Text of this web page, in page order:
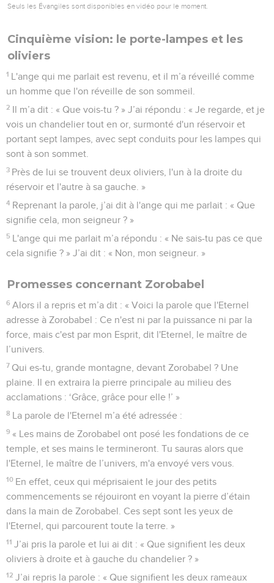
Seuls les Évangiles sont disponibles en vidéo pour le moment.
Cinquième vision: le porte-lampes et les
oliviers
1 L'ange qui me parlait est revenu, et il m’a réveillé comme
un homme que l'on réveille de son sommeil.
2 Il m’a dit : « Que vois-tu ? » J’ai répondu : « Je regarde, et je
vois un chandelier tout en or, surmonté d'un réservoir et
portant sept lampes, avec sept conduits pour les lampes qui
sont à son sommet.
3 Près de lui se trouvent deux oliviers, l'un à la droite du
réservoir et l'autre à sa gauche. »
4 Reprenant la parole, j’ai dit à l'ange qui me parlait : « Que
signifie cela, mon seigneur ? »
5 L'ange qui me parlait m’a répondu : « Ne sais-tu pas ce que
cela signifie ? » J’ai dit : « Non, mon seigneur. »
Promesses concernant Zorobabel
6 Alors il a repris et m’a dit : « Voici la parole que l'Eternel
adresse à Zorobabel : Ce n'est ni par la puissance ni par la
force, mais c'est par mon Esprit, dit l'Eternel, le maître de
l’univers.
7 Qui es-tu, grande montagne, devant Zorobabel ? Une
plaine. Il en extraira la pierre principale au milieu des
acclamations : ‘Grâce, grâce pour elle !’ »
8 La parole de l'Eternel m’a été adressée :
9 « Les mains de Zorobabel ont posé les fondations de ce
temple, et ses mains le termineront. Tu sauras alors que
l'Eternel, le maître de l’univers, m'a envoyé vers vous.
10 En effet, ceux qui méprisaient le jour des petits
commencements se réjouiront en voyant la pierre d’étain
dans la main de Zorobabel. Ces sept sont les yeux de
l'Eternel, qui parcourent toute la terre. »
11 J’ai pris la parole et lui ai dit : « Que signifient les deux
oliviers à droite et à gauche du chandelier ? »
12 J’ai repris la parole : « Que signifient les deux rameaux